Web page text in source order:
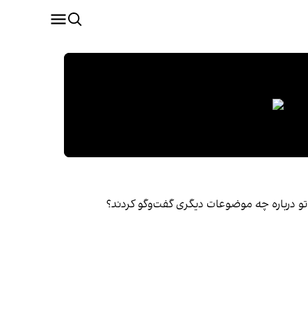
درباره چه موضوعات دیگری گفت‌وگو کردند؟